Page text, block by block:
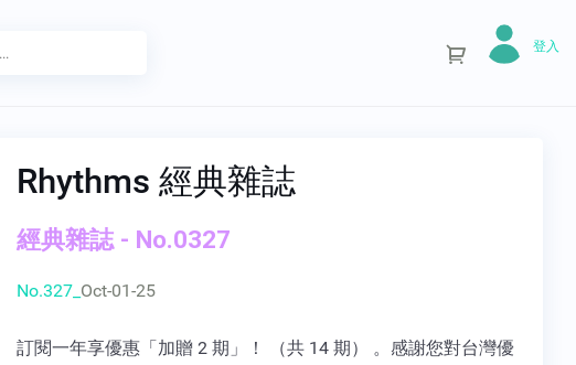
登入
Rhythms 經典雜誌
經典雜誌 - No.0327
No.327_ Oct-01-25
訂閱一年享優惠「加贈 2 期」！ （共 14 期） 。感謝您對台灣優